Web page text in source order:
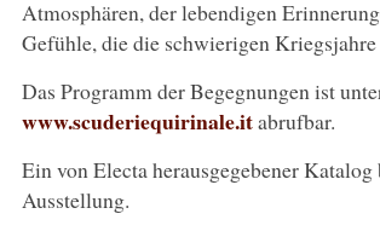
Atmosphären, der lebendigen
Gefühle, die die schwierigen Kriegsjahre
Das Programm der Begegnungen ist
www.scuderiequirinale.itabrufbar.
Ein von Electa herausgegebener
Ausstellung.